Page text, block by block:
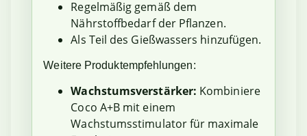
Regelmäßig gemäß dem
Nährstoffbedarf der Pflanzen.
Als Teil des Gießwassers hinzufügen.
Weitere Produktempfehlungen:
Wachstumsverstärker: Kombiniere
Coco A+B mit einem
Wachstumsstimulator für maximale